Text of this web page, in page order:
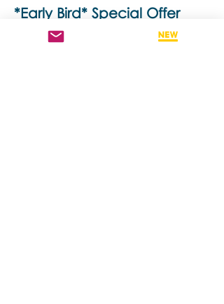
*Early Bird* Special Offer
Περισσότερες πληροφορίες